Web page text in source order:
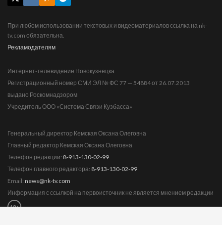
При любом использовании текстовых и видеоматериалов ссылка на nk-
tv.com обязательна.
Рекламодателям
Интернет-телевидение Новокузнецка
Регистрационный номер СМИ ЭЛ № ФС 77 — 54884 от 26.07.2013
выдано Роскомнадзором
Учредитель ООО «Система Связи Кузбасса»
Генеральный директор Кемская Оксана Олеговна
Главный редактор Кемская Оксана Олеговна
Телефон редакции: 8-913-130-02-99
Телефон главного редактора: 8-913-130-02-99
Email: news@nk-tv.com
Информация с ссылкой на первоисточник не является мнением редакции
18+